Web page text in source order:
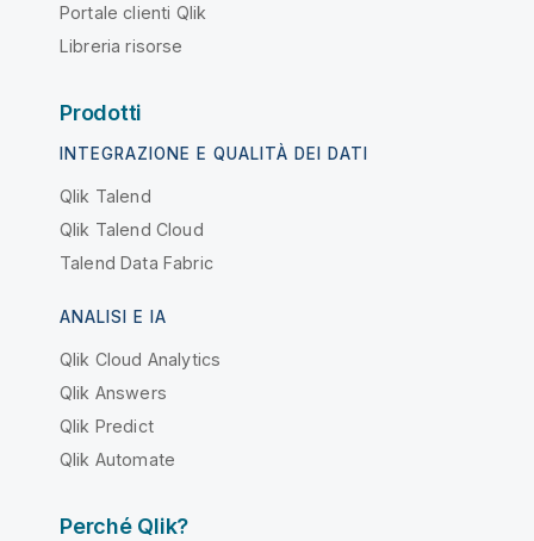
Portale clienti Qlik
Libreria risorse
Prodotti
INTEGRAZIONE E QUALITÀ DEI DATI
Qlik Talend
Qlik Talend Cloud
Talend Data Fabric
ANALISI E IA
Qlik Cloud Analytics
Qlik Answers
Qlik Predict
Qlik Automate
Perché Qlik?